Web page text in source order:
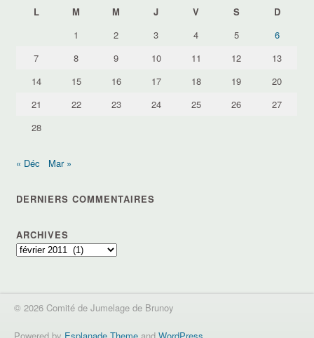
L
M M J V S
D
1
2 3 4 5
6
7
8 9 10 11 12
13
14
15 16 17 18 19
20
21
22 23 24 25 26
27
28
« Déc Mar »
DERNIERS COMMENTAIRES
ARCHIVES
Archives
© 2026 Comité de Jumelage de Brunoy